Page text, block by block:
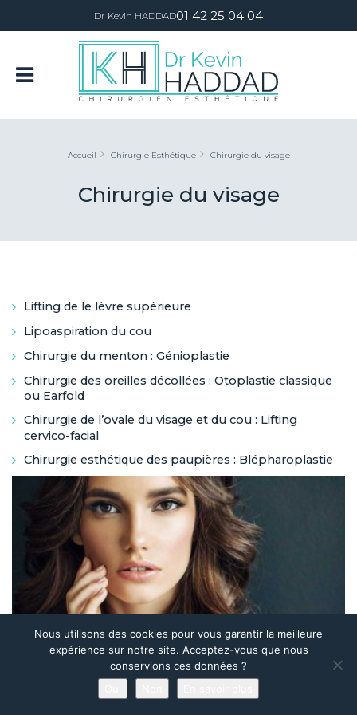
Prendre rendez-vous en ligne
Dr Kevin HADDAD01 42 25 04 04
Accueil Chirurgie Esthétique Chirurgie du visage
Chirurgie du visage
Lifting de le lèvre supérieure
Lipoaspiration du cou
Chirurgie du menton : Génioplastie
Chirurgie des oreilles décollées : Otoplastie classique
ou Earfold
Chirurgie de l’ovale du visage et du cou : Lifting
cervico-facial
Chirurgie esthétique des paupières : Blépharoplastie
Nous utilisons des cookies pour vous garantir la meilleure
expérience sur notre site. Acceptez-vous que nous
conservions ces données ?